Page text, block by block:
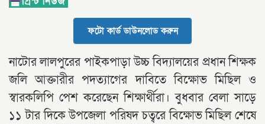
ফটো কার্ড ডাউনলোড করুন
নাটোর লালপুরের পাইকপাড়া উচ্চ বিদ্যালয়ের প্রধান শিক্ষক
জলি আক্তারীর পদত্যাগের দাবিতে বিক্ষোভ মিছিল ও
স্বারকলিপি পেশ করেছেন শিক্ষার্থীরা। বুধবার বেলা সাড়ে
১১ টার দিকে উপজেলা পরিষদ চত্বরে বিক্ষোভ মিছিল শেষে